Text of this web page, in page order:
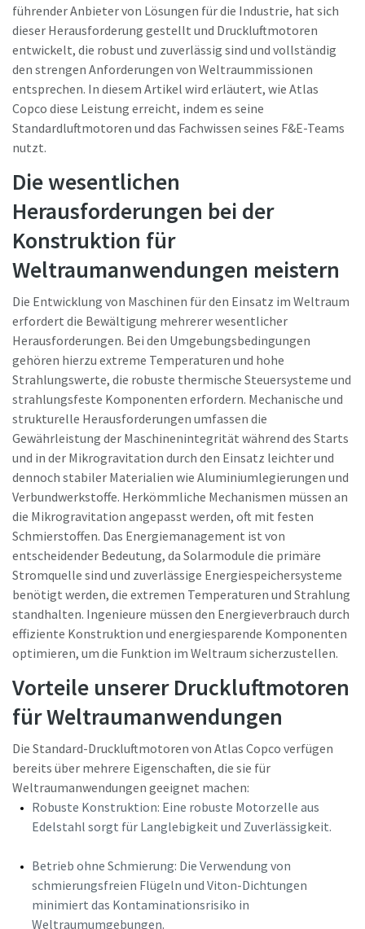
Sehen Sie sich alle unsere Branchen an
Alle anzeigen
Lassen Sie Ihre jetzt Ihre Werkzeuge testen und
Ihre Messmittel richtig kalibrieren!
Lieferzeiten auf einen Blick, Preise und
Produktverfügbarkeiten einsehen oder schnell eine
Bestellung selbst aufgeben – und das rund um die Uhr, 365
Tage im Jahr?
Zugang zu Webshop anfragen
Maßzeichnungen, Informationen zu Ersatzteilen, Produkt
-und Bedienungsanleitungen sowie weitere Information
zu unseren Produkten finden Sie in unserem ServAid.
Hier geht's zu unserem ServAid
Momentum Talks
Entdecken Sie inspirierende und ansprechende Gespräche
bei Atlas Copco
Ansehen
führender Anbieter von Lösungen für die Industrie, hat sich
dieser Herausforderung gestellt und Druckluftmotoren
entwickelt, die robust und zuverlässig sind und vollständig
den strengen Anforderungen von Weltraummissionen
entsprechen. In diesem Artikel wird erläutert, wie Atlas
Copco diese Leistung erreicht, indem es seine
Standardluftmotoren und das Fachwissen seines F&E-Teams
nutzt.
Die wesentlichen
Herausforderungen bei der
Konstruktion für
Weltraumanwendungen meistern
Die Entwicklung von Maschinen für den Einsatz im Weltraum
erfordert die Bewältigung mehrerer wesentlicher
Herausforderungen. Bei den Umgebungsbedingungen
gehören hierzu extreme Temperaturen und hohe
Strahlungswerte, die robuste thermische Steuersysteme und
strahlungsfeste Komponenten erfordern. Mechanische und
strukturelle Herausforderungen umfassen die
Gewährleistung der Maschinenintegrität während des Starts
und in der Mikrogravitation durch den Einsatz leichter und
dennoch stabiler Materialien wie Aluminiumlegierungen und
Verbundwerkstoffe. Herkömmliche Mechanismen müssen an
die Mikrogravitation angepasst werden, oft mit festen
Schmierstoffen. Das Energiemanagement ist von
entscheidender Bedeutung, da Solarmodule die primäre
Stromquelle sind und zuverlässige Energiespeichersysteme
benötigt werden, die extremen Temperaturen und Strahlung
standhalten. Ingenieure müssen den Energieverbrauch durch
effiziente Konstruktion und energiesparende Komponenten
optimieren, um die Funktion im Weltraum sicherzustellen.
Vorteile unserer Druckluftmotoren
für Weltraumanwendungen
Die Standard-Druckluftmotoren von Atlas Copco verfügen
bereits über mehrere Eigenschaften, die sie für
Weltraumanwendungen geeignet machen:
Robuste Konstruktion: Eine robuste Motorzelle aus
Edelstahl sorgt für Langlebigkeit und Zuverlässigkeit.
Betrieb ohne Schmierung: Die Verwendung von
schmierungsfreien Flügeln und Viton-Dichtungen
minimiert das Kontaminationsrisiko in
Weltraumumgebungen.